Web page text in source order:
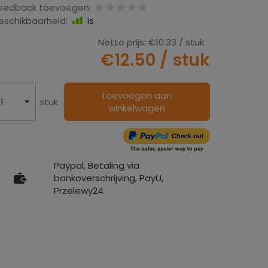
toevoegen:
Is
Netto prijs: €10.33 / stuk
€12.50 / stuk
stuk
toevoegen aan
winkelwagen
Paypal, Betaling via
bankoverschrijving, PayU,
Przelewy24